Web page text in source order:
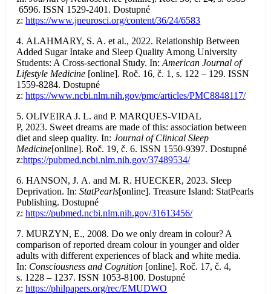
6596. ISSN 1529-2401. Dostupné
z:https://www.jneurosci.org/content/36/24/6583
4. ALAHMARY, S. A. et al., 2022. Relationship Between
Added Sugar Intake and Sleep Quality Among University
Students: A Cross-sectional Study. In:American Journal of
Lifestyle Medicine [online]. Roč. 16, č. 1, s. 122 – 129. ISSN
1559-8284. Dostupné
z:https://www.ncbi.nlm.nih.gov/pmc/articles/PMC8848117/
5. OLIVEIRA J. L. and P. MARQUES-VIDAL
P, 2023. Sweet dreams are made of this: association between
diet and sleep quality. In:Journal of Clinical Sleep
Medicine[online]. Roč. 19, č. 6. ISSN 1550-9397. Dostupné
z:https://pubmed.ncbi.nlm.nih.gov/37489534/
6. HANSON, J. A. and M. R. HUECKER, 2023. Sleep
Deprivation. In:StatPearls[online]. Treasure Island: StatPearls
Publishing. Dostupné
z:https://pubmed.ncbi.nlm.nih.gov/31613456/
7. MURZYN, E., 2008. Do we only dream in colour? A
comparison of reported dream colour in younger and older
adults with different experiences of black and white media.
In: Consciousness and Cognition [online]. Roč. 17, č. 4,
s. 1228 – 1237. ISSN 1053-8100. Dostupné
z:https://philpapers.org/rec/EMUDWO